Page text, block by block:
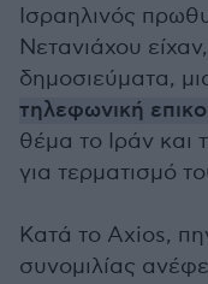
Ισραηλινός
Νετανιάχου
δημοσιεύματα,
τηλεφωνική
θέμα το Ιράν
για τερματισμό
Κατά το Axios,
συνομιλίας